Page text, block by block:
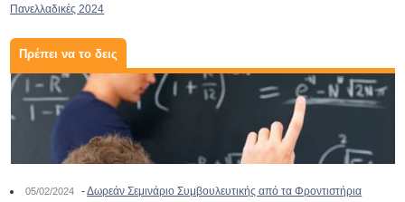
Πανελλαδικές 2024
Πρέπει να το δεις
05/02/2024 -Δωρεάν Σεμινάριο Συμβουλευτικής από τα Φροντιστήρια